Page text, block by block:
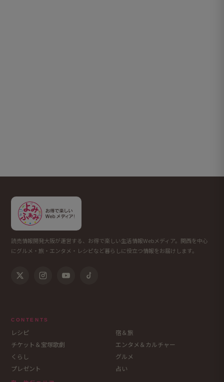
読売情報開発大阪が運営する、お得で楽しい生活情報Webメディア。関西を中心
にグルメ・旅・エンタメ・レシピなど暮らしに役立つ情報をお届けします。
CONTENTS
レシピ
宿＆旅
チケット＆宝塚歌劇
エンタメ＆カルチャー
くらし
グルメ
プレゼント
占い